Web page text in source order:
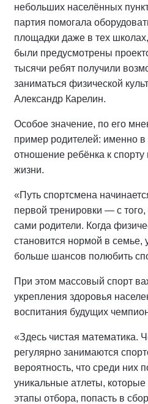
небольших населённых
партия помогала
площадки даже в тех
были предусмотрены
тысячи ребят получили
заниматься физической
Александр Карелин.
Особое значение, по его
пример родителей: именно
отношение ребёнка к
жизни.
«Путь спортсмена
первой тренировки — с
сами родители. Когда
становится нормой в семье,
больше шансов полюбить
При этом массовый спорт
укрепления здоровья
воспитания будущих
«Здесь чистая математика.
регулярно занимаются
вероятность, что среди них
уникальные атлеты, которые
этапы отбора, попасть в